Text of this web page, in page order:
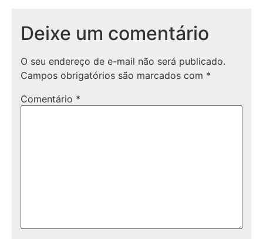
Deixe um comentário
O seu endereço de e-mail não será publicado.
Campos obrigatórios são marcados com *
Comentário *